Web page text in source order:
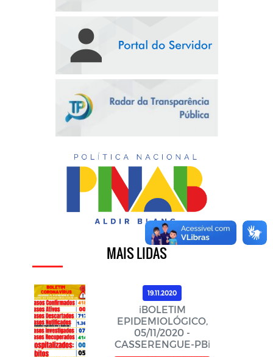
MAIS LIDAS
19.11.2020
ℹ️BOLETIM
EPIDEMIOLÓGICO,
05/11/2020 -
CASSERENGUE-PBℹ️